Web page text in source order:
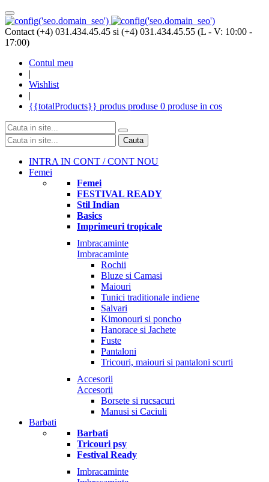
Contact (+4) 031.434.45.45 si (+4) 031.434.45.55 (L - V: 10:00 -
17:00)
Contul meu
|
Wishlist
|
{{totalProducts}} produs produse 0 produse in cos
Cauta
INTRA IN CONT / CONT NOU
Femei
Femei
FESTIVAL READY
Stil Indian
Basics
Imprimeuri tropicale
Imbracaminte
Imbracaminte
Rochii
Bluze si Camasi
Maiouri
Tunici traditionale indiene
Salvari
Kimonouri si poncho
Hanorace si Jachete
Fuste
Pantaloni
Tricouri, maiouri si pantaloni scurti
Accesorii
Accesorii
Borsete si rucsacuri
Manusi si Caciuli
Barbati
Barbati
Tricouri psy
Festival Ready
Imbracaminte